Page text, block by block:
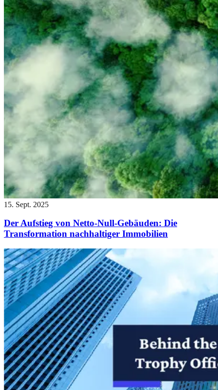
15. Sept. 2025
Der Aufstieg von Netto-Null-Gebäuden: Die
Transformation nachhaltiger Immobilien